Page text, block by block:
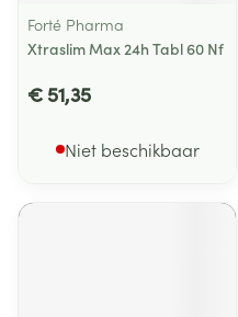
Forté Pharma
Xtraslim Max 24h Tabl 60 Nf
€ 51,35
Niet beschikbaar